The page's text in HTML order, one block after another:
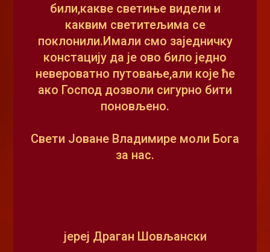
били,какве светиње видели и
каквим светитељима се
поклонили.Имали смо заједничку
констацију да је ово било једно
невероватно путовање,али које ће
ако Господ дозволи сигурно бити
поновљено.
Свети Јоване Владимире моли Бога
за нас.
јереј Драган Шовљански